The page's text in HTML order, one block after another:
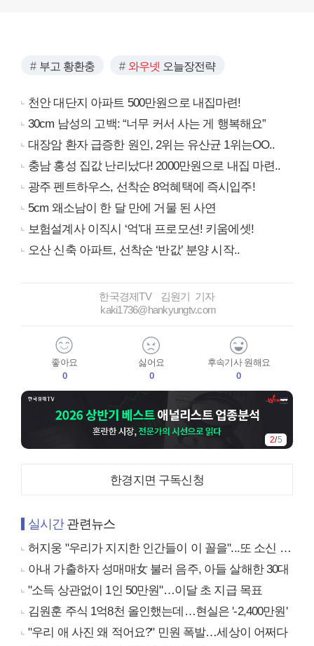
부고 황환충 와우넷 오늘장전략
천안 대단지 아파트 500만원으로 내집마련!
30cm 남성의 고백: “너무 커서 사는 게 행복해요”
대장암 환자 급증한 원인, 2위는 유산균 1위는OO..
충남 홍성 집값 난리났다! 2000만원으로 내집 마련..
광주 펜트하우스, 선착순 8억혜택에 즉시입주!
5cm 왜소남이 한 달 만에 거물 된 사연
보험설계사 이직시 ‘억’대 프로모션! 키움에셋!
오산 신축 아파트, 선착순 ‘반값’ 분양 시작..
한국경제TV 김원기 기자
kaki1736@hankyungtv.com
좋아요
0
싫어요
0
후속기사 원해요
0
2/5
한경지면 구독신청
실시간관련뉴스
허지웅 "우리가 지지한 인간들이 이 꼴을"...또 소신 발언
아내 가출하자 성매매女 불러 음주, 아들 살해한 30대
"소득 상관없이 1인 50만원"…이달 초 지급 목표
김원훈 주식 1억8천 올인했는데…현실은 '-2,400만원'
"우리 애 사진 왜 적어요?" 민원 폭발…세상이 어쩌다